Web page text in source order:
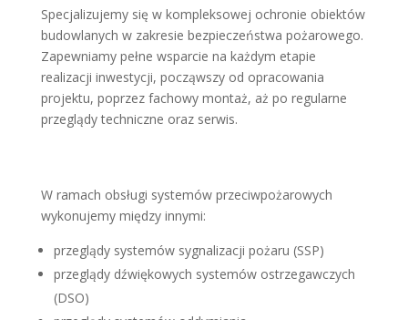
Specjalizujemy się w kompleksowej ochronie obiektów
budowlanych w zakresie bezpieczeństwa pożarowego.
Zapewniamy pełne wsparcie na każdym etapie
realizacji inwestycji, począwszy od opracowania
projektu, poprzez fachowy montaż, aż po regularne
przeglądy techniczne oraz serwis.
W ramach obsługi systemów przeciwpożarowych
wykonujemy między innymi:
przeglądy systemów sygnalizacji pożaru (SSP)
przeglądy dźwiękowych systemów ostrzegawczych
(DSO)